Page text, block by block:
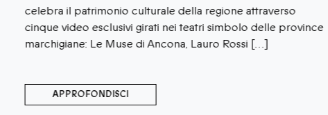
celebra il patrimonio culturale della regione attraverso
cinque video esclusivi girati nei teatri simbolo delle province
marchigiane: Le Muse di Ancona, Lauro Rossi […]
APPROFONDISCI